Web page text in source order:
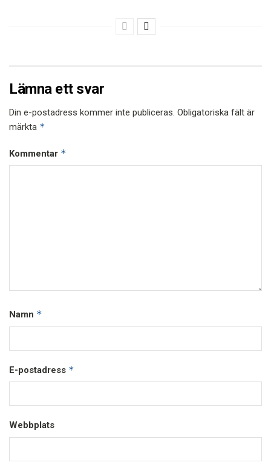
Lämna ett svar
Din e-postadress kommer inte publiceras. Obligatoriska fält är
märkta *
Kommentar *
Namn *
E-postadress *
Webbplats